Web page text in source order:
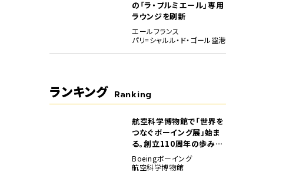
の「ラ・プルミエール」専用
ラウンジを刷新
エールフランス
パリ=シャルル・ド・ゴール空港
ランキング Ranking
航空科学博物館で「世界を
つなぐボーイング展」始ま
る。創立110周年の歩みを
貴重な資料でたどる
Boeingボーイング
航空科学博物館